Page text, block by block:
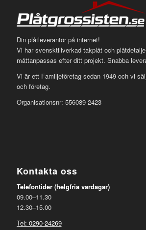
Din plåtleverantör på internet!
Vi har svensktillverkad takplåt och
måttanpassas efter ditt projekt. Snabba
Vi är ett Familjeföretag sedan 1949 och vi
och företag.
Organisationsnr: 556089-2423
Kontakta oss
Telefontider (helgfria vardagar)
09.00–11.30
12.30–15.00
Tel: 0290-24269